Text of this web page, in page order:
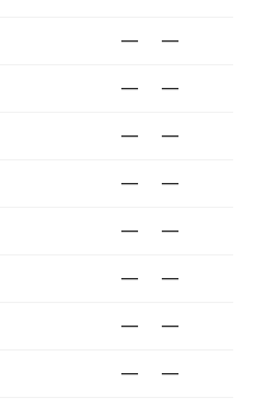
— —
— —
— —
— —
— —
— —
— —
— —